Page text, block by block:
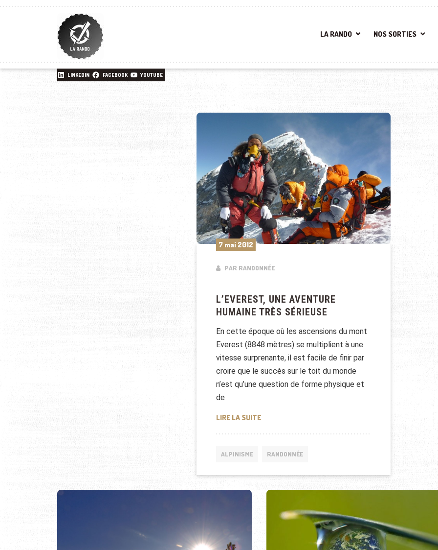
LA RANDO NOS SORTIES
LINKEDIN FACEBOOK YOUTUBE
7 mai 2012
PAR RANDONNÉE
L’EVEREST, UNE AVENTURE
HUMAINE TRÈS SÉRIEUSE
En cette époque où les ascensions du mont
Everest (8848 mètres) se multiplient à une
vitesse surprenante, il est facile de finir par
croire que le succès sur le toit du monde
n’est qu’une question de forme physique et
de
LIRE LA SUITEL’EVEREST, UNE AVENTURE HUMAINE TRÈS SÉRIEUSE
ALPINISME RANDONNÉE